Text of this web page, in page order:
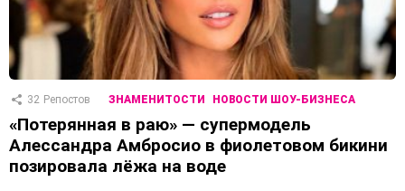
32 Репостов ЗНАМЕНИТОСТИ НОВОСТИ ШОУ-БИЗНЕСА
«Потерянная в раю» — супермодель
Алессандра Амбросио в фиолетовом бикини
позировала лёжа на воде